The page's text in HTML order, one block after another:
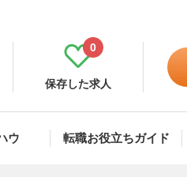
保存した求人
0
ウ 転職お役立ちガイド